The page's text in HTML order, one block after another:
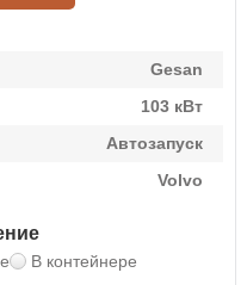
Gesan
103 кВт
Автозапуск
Volvo
В контейнере